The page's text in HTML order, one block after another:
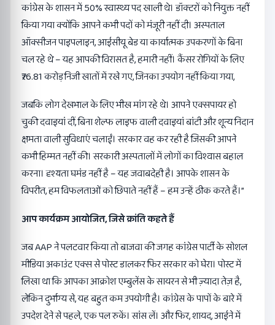
कांग्रेस के शासन में 50% स्वास्थ्य पद खाली थे। डॉक्टरों को नियुक्त नहीं
किया गया क्योंकि आपने कभी पदों को मंजूरी नहीं दी। अस्पताल
ऑक्सीजन पाइपलाइन, आईसीयू बेड या कार्यात्मक उपकरणों के बिना
चल रहे थे – यह आपकी विरासत है, हमारी नहीं। कैंसर रोगियों के लिए
₹76.81 करोड़ निजी खातों में रखे गए, जिनका उपयोग नहीं किया गया,
जबकि लोग देखभाल के लिए भीख मांग रहे थे। आपने एक्सपायर हो
चुकी दवाइयां दीं, बिना शेल्फ लाइफ वाली दवाइयां बांटी और शून्य निदान
क्षमता वाली सुविधाएं चलाईं। सरकार वह कर रही है जिसकी आपने
कभी हिम्मत नहीं की। सरकारी अस्पतालों में लोगों का विश्वास बहाल
करना। दृश्यता घमंड नहीं है – यह जवाबदेही है। आपके शासन के
विपरीत, हम विफलताओं को छिपाते नहीं हैं – हम उन्हें ठीक करते हैं।”
आप कार्यक्रम आयोजित, जिसे क्रांति कहते हैं
जब AAP ने पलटवार किया तो बाजवा की जगह कांग्रेस पार्टी के सोशल
मीडिया अकाउंट एक्स से पोस्ट डालकर फिर सरकार को घेरा। पोस्ट में
लिखा था कि आपका आक्रोश एम्बुलेंस के सायरन से भी ज़्यादा तेज़ है,
लेकिन दुर्भाग्य से, यह बहुत कम उपयोगी है। कांग्रेस के पापों के बारे में
उपदेश देने से पहले, एक पल रुकें। सांस लें। और फिर, शायद, आईने में